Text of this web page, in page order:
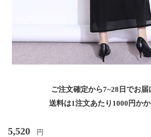
ご注文確定から7~28日でお届
送料は1注文あたり 1000 円か
5,520 円